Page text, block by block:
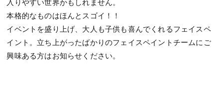
入りやすい世界かもしれません。
本格的なものはほんとスゴイ！！
イベントを盛り上げ、大人も子供も喜んでくれるフェイスペ
イント。立ち上がったばかりのフェイスペイントチームにご
興味ある方はお知らせください。